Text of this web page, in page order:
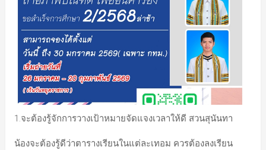
1.จะต้องรู้จักการวางเป้าหมายจัดแจงเวลาให้ดี สวนสุนันทา
น้องจะต้องรู้ดีว่าตารางเรียนในแต่ละเทอม ควรต้องลงเรียน